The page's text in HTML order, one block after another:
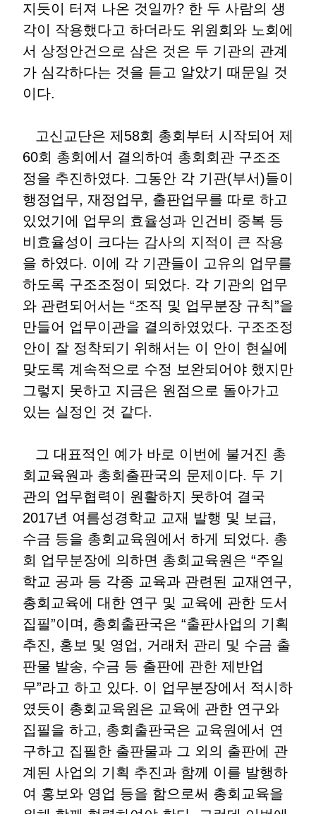
지듯이 터져 나온 것일까? 한 두 사람의 생
각이 작용했다고 하더라도 위원회와 노회에
서 상정안건으로 삼은 것은 두 기관의 관계
가 심각하다는 것을 듣고 알았기 때문일 것
이다.
고신교단은 제58회 총회부터 시작되어 제
60회 총회에서 결의하여 총회회관 구조조
정을 추진하였다. 그동안 각 기관(부서)들이
행정업무, 재정업무, 출판업무를 따로 하고
있었기에 업무의 효율성과 인건비 중복 등
비효율성이 크다는 감사의 지적이 큰 작용
을 하였다. 이에 각 기관들이 고유의 업무를
하도록 구조조정이 되었다. 각 기관의 업무
와 관련되어서는 “조직 및 업무분장 규칙”을
만들어 업무이관을 결의하였었다. 구조조정
안이 잘 정착되기 위해서는 이 안이 현실에
맞도록 계속적으로 수정 보완되어야 했지만
그렇지 못하고 지금은 원점으로 돌아가고
있는 실정인 것 같다.
그 대표적인 예가 바로 이번에 불거진 총
회교육원과 총회출판국의 문제이다. 두 기
관의 업무협력이 원활하지 못하여 결국
2017년 여름성경학교 교재 발행 및 보급,
수금 등을 총회교육원에서 하게 되었다. 총
회 업무분장에 의하면 총회교육원은 “주일
학교 공과 등 각종 교육과 관련된 교재연구,
총회교육에 대한 연구 및 교육에 관한 도서
집필”이며, 총회출판국은 “출판사업의 기획
추진, 홍보 및 영업, 거래처 관리 및 수금 출
판물 발송, 수금 등 출판에 관한 제반업
무”라고 하고 있다. 이 업무분장에서 적시하
였듯이 총회교육원은 교육에 관한 연구와
집필을 하고, 총회출판국은 교육원에서 연
구하고 집필한 출판물과 그 외의 출판에 관
계된 사업의 기획 추진과 함께 이를 발행하
여 홍보와 영업 등을 함으로써 총회교육을